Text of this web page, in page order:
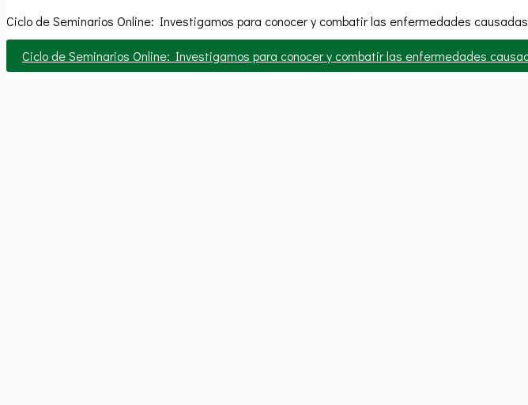
Ciclo de Seminarios Online: Investigamos para conocer y combatir las enfermedades
Ciclo de Seminarios Online: Investigamos para conocer y combatir las enfermedades